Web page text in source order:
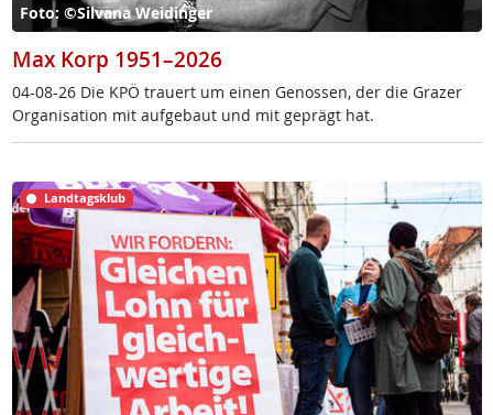
Foto: ©Silvana Weidinger
Max Korp 1951–2026
04-08-26 Die KPÖ trau­ert um ei­nen Ge­nos­sen, der die Gra­zer
Or­ga­ni­sa­ti­on mit auf­ge­baut und mit ge­prägt hat.
Landtagsklub